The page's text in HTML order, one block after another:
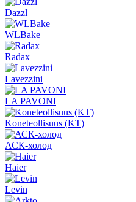
Dazzl
WLBake
Radax
Lavezzini
LA PAVONI
Koneteollisuus (KT)
АСК-холод
Haier
Levin